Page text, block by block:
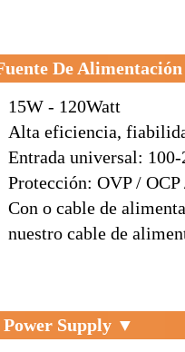
De
15W - 120Watt
Alta eficiencia,
Entrada universal:
Protección: OVP / OCP
Con o cable de
nuestro cable de
Supply ▼